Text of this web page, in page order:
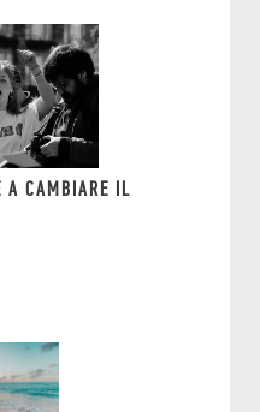
A CAMBIARE IL